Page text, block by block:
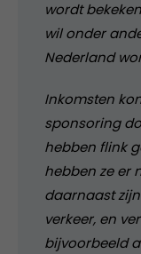
wordt
wil onder
Nederland
Inkomsten
sponsoring
hebben flink
hebben ze er
daarnaast
verkeer, en
bijvoorbeeld